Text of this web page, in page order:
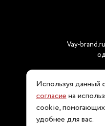
Vay-
Наш
8 (800)
Используя данный
согласие на
cookie, помогающих
удобнее для вас.